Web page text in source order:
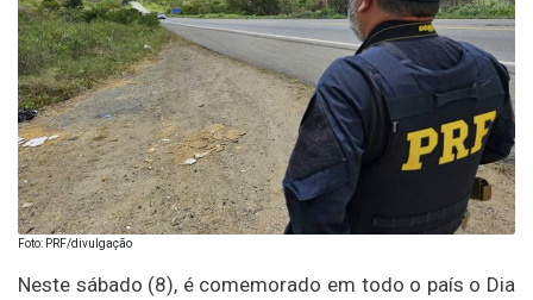
Foto: PRF/divulgação
Neste sábado (8), é comemorado em todo o país o Dia